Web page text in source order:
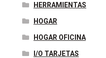
HERRAMIENTAS
HOGAR
HOGAR OFICINA
I/O TARJETAS